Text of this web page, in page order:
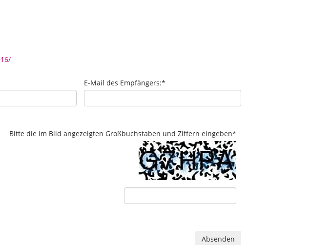
E-Mail des Empfängers:*
Bitte die im Bild angezeigten Großbuchstaben und Ziffern eingeben*
Absenden